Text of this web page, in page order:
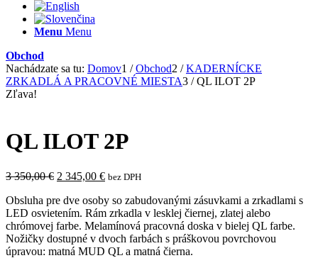
Menu Menu
Obchod
Nachádzate sa tu: Domov1 / Obchod2 / KADERNÍCKE
ZRKADLÁ A PRACOVNÉ MIESTA3 / QL ILOT 2P
Zľava!
QL ILOT 2P
3 350,00€ Pôvodná
bola:
3
350,00 €.
2 345,00 €Aktuálna
je:
2
345,00 €.
bez DPH
Obsluha pre dve osoby so zabudovanými zásuvkami a zrkadlami s
LED osvietením. Rám zrkadla v lesklej čiernej, zlatej alebo
chrómovej farbe. Melamínová pracovná doska v bielej QL farbe.
Nožičky dostupné v dvoch farbách s práškovou povrchovou
úpravou: matná MUD QL a matná čierna.